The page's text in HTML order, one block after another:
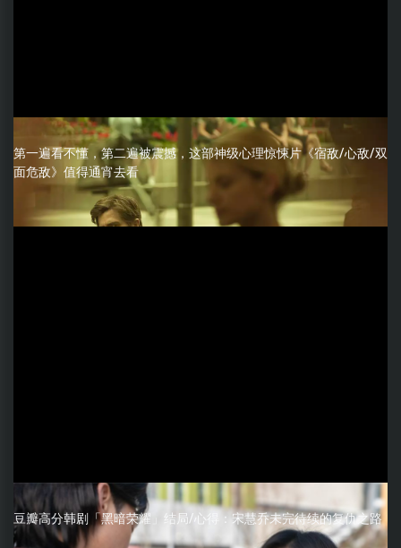
第一遍看不懂，第二遍被震撼，这部神级心理惊悚片《宿敌/心敌/双
面危敌》值得通宵去看
豆瓣高分韩剧「黑暗荣耀」结局/心得：宋慧乔未完待续的复仇之路